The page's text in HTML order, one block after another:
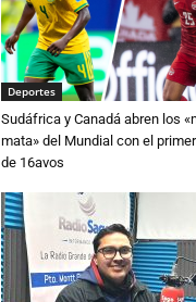
Deportes
Sudáfrica y Canadá abren los
mata» del Mundial con el
de 16avos